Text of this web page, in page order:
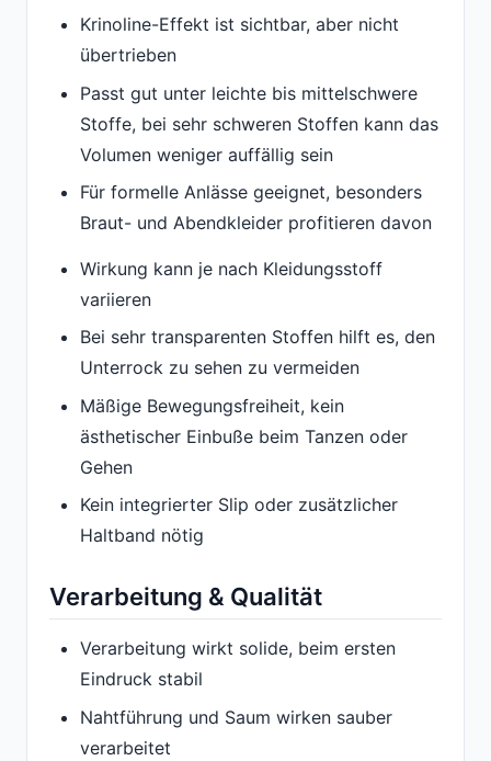
Krinoline-Effekt ist sichtbar, aber nicht
übertrieben
Passt gut unter leichte bis mittelschwere
Stoffe, bei sehr schweren Stoffen kann das
Volumen weniger auffällig sein
Für formelle Anlässe geeignet, besonders
Braut- und Abendkleider profitieren davon
Wirkung kann je nach Kleidungsstoff
variieren
Bei sehr transparenten Stoffen hilft es, den
Unterrock zu sehen zu vermeiden
Mäßige Bewegungsfreiheit, kein
ästhetischer Einbuße beim Tanzen oder
Gehen
Kein integrierter Slip oder zusätzlicher
Haltband nötig
Verarbeitung & Qualität
Verarbeitung wirkt solide, beim ersten
Eindruck stabil
Nahtführung und Saum wirken sauber
verarbeitet